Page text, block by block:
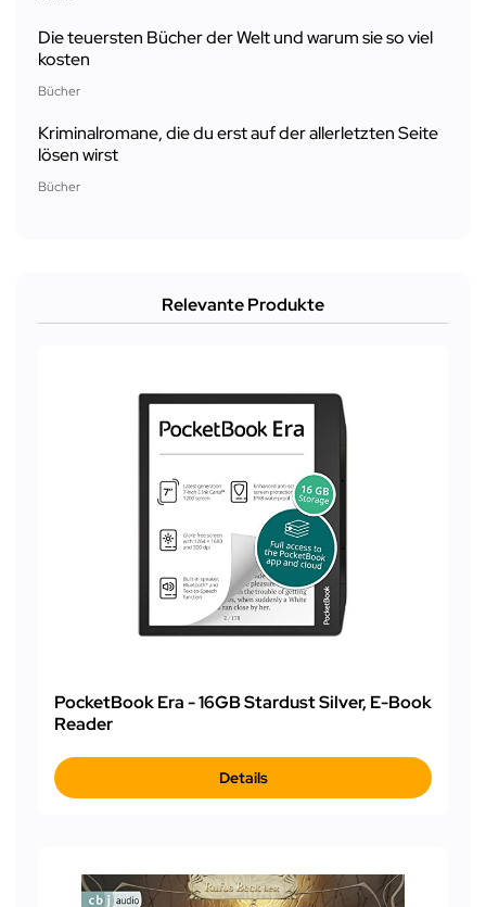
Die teuersten Bücher der Welt und warum sie so viel
kosten
Bücher
Kriminalromane, die du erst auf der allerletzten Seite
lösen wirst
Bücher
Relevante Produkte
PocketBook Era - 16GB Stardust Silver, E-Book
Reader
Details